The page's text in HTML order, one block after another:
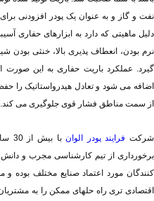
از سمت مناطق فشار قوی جلوگیری می کند.
شرکت فرایند پودر الوان